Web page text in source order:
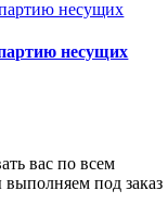
несущих
вас по всем
под заказ